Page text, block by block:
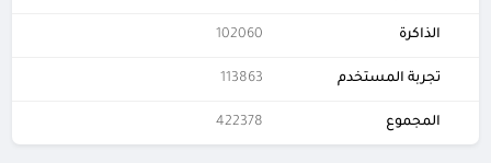
الذاكرة 102060
تجربة المستخدم 113863
المجموع 422378